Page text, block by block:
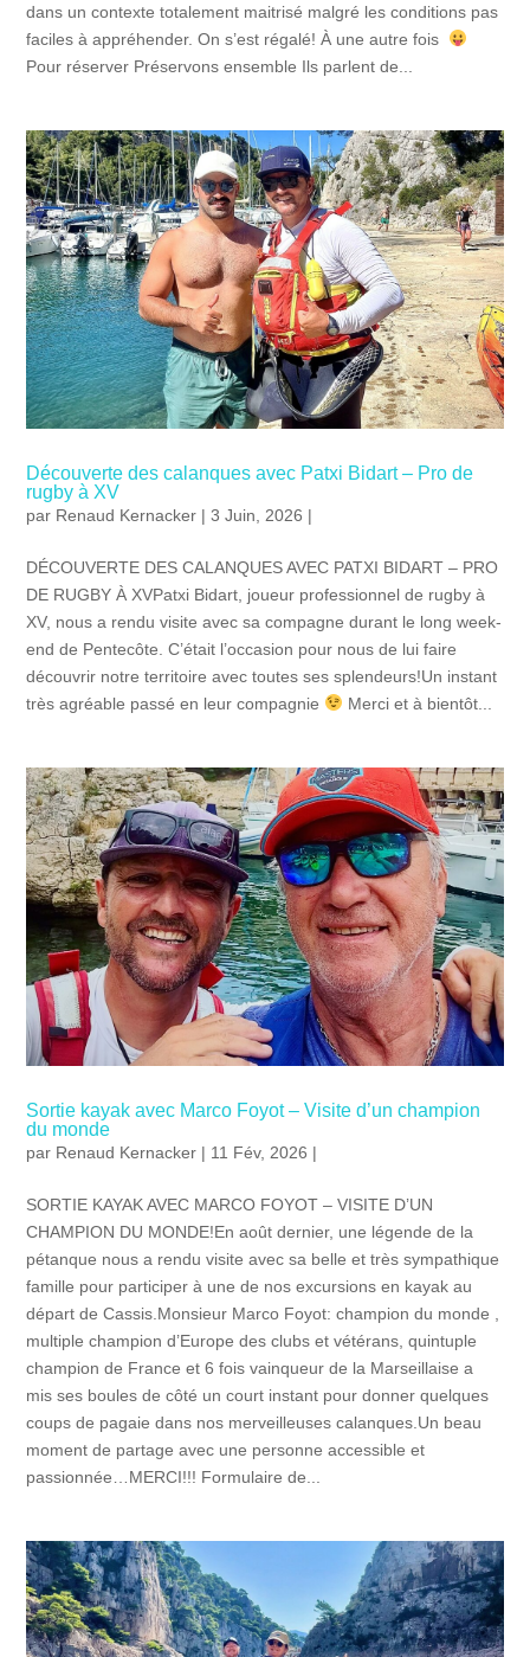
dans un contexte totalement maitrisé malgré les conditions pas
faciles à appréhender. On s’est régalé! À une autre fois
Pour réserver Préservons ensemble Ils parlent de...
Découverte des calanques avec Patxi Bidart – Pro de
rugby à XV
par Renaud Kernacker | 3 Juin, 2026 |
DÉCOUVERTE DES CALANQUES AVEC PATXI BIDART – PRO
DE RUGBY À XVPatxi Bidart, joueur professionnel de rugby à
XV, nous a rendu visite avec sa compagne durant le long week-
end de Pentecôte. C’était l’occasion pour nous de lui faire
découvrir notre territoire avec toutes ses splendeurs!Un instant
très agréable passé en leur compagnie
Merci et à bientôt...
Sortie kayak avec Marco Foyot – Visite d’un champion
du monde
par Renaud Kernacker | 11 Fév, 2026 |
SORTIE KAYAK AVEC MARCO FOYOT – VISITE D’UN
CHAMPION DU MONDE!En août dernier, une légende de la
pétanque nous a rendu visite avec sa belle et très sympathique
famille pour participer à une de nos excursions en kayak au
départ de Cassis.Monsieur Marco Foyot: champion du monde ,
multiple champion d’Europe des clubs et vétérans, quintuple
champion de France et 6 fois vainqueur de la Marseillaise a
mis ses boules de côté un court instant pour donner quelques
coups de pagaie dans nos merveilleuses calanques.Un beau
moment de partage avec une personne accessible et
passionnée…MERCI!!! Formulaire de...